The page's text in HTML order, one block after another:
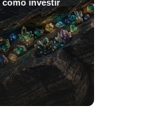
como investir